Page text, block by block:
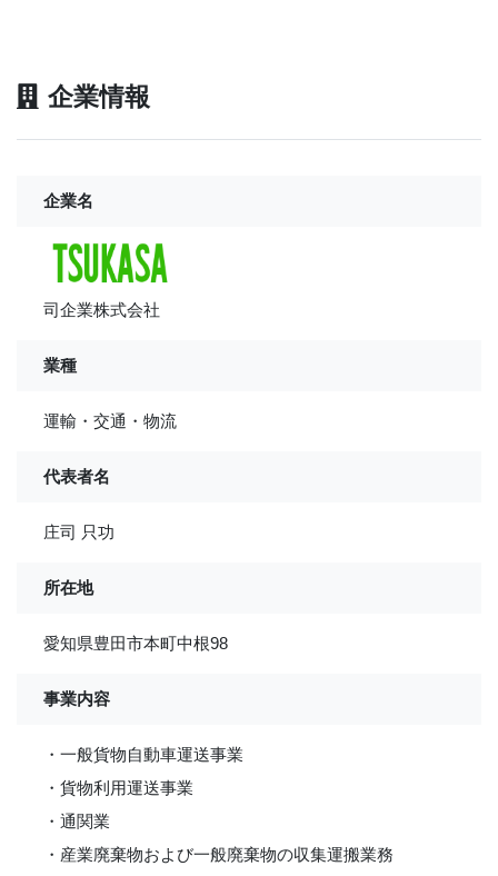
企業情報
企業名
司企業株式会社
業種
運輸・交通・物流
代表者名
庄司 只功
所在地
愛知県豊田市本町中根98
事業内容
・一般貨物自動車運送事業
・貨物利用運送事業
・通関業
・産業廃棄物および一般廃棄物の収集運搬業務